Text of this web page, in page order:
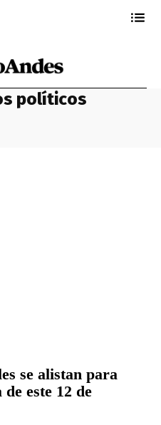
políticos
se alistan para
este 12 de